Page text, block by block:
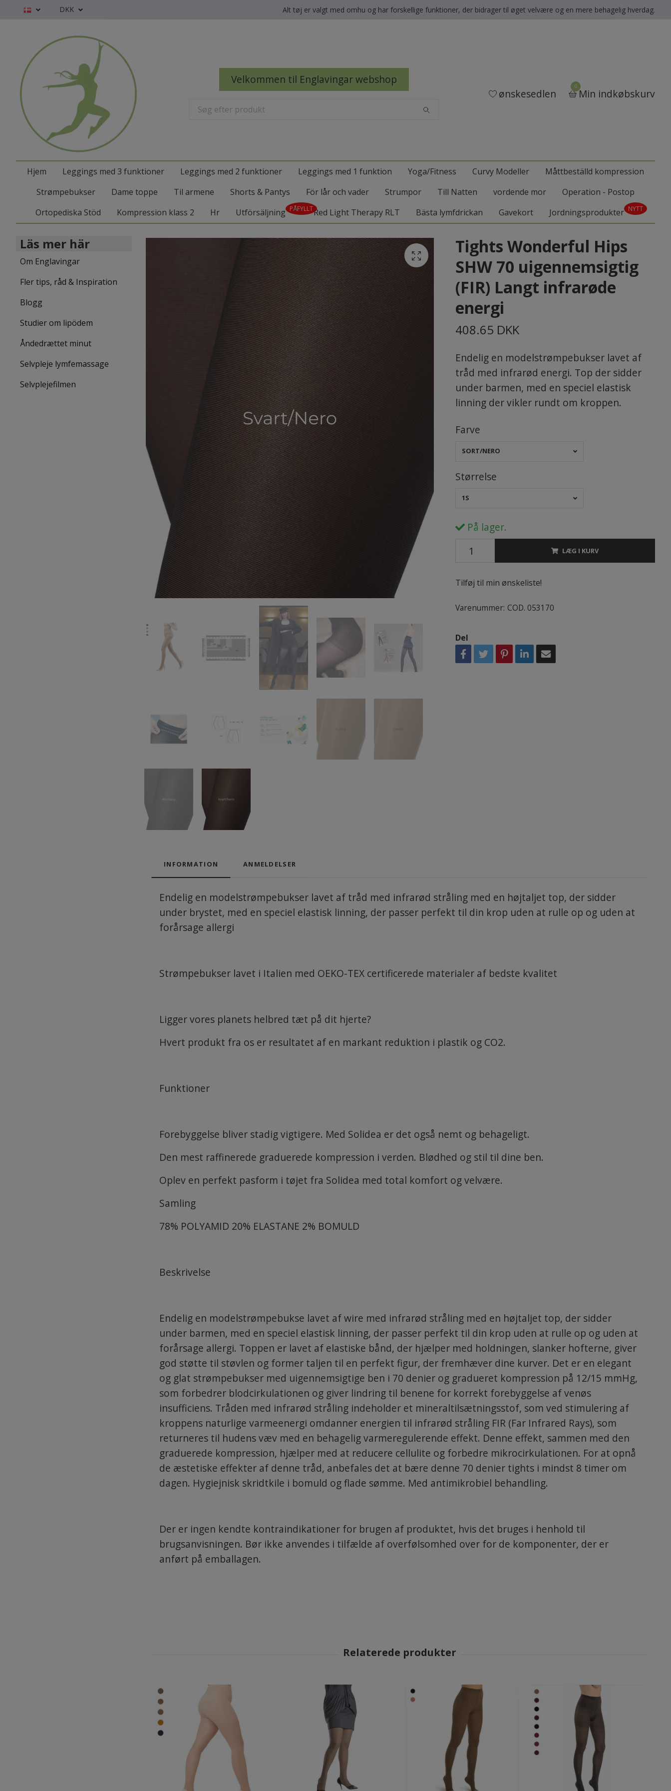
DKK Alt tøj er valgt med omhu og har forskellige funktioner, der bidrager til øget velvære og en mere behagelig hverdag.
Velkommen til Englavingar webshop
ønskesedlen
0
Min indkøbskurv
Hjem Leggings med 3 funktioner Leggings med 2 funktioner Leggings med 1 funktion Yoga/Fitness Curvy Modeller
Måttbeställd kompression
Strømpebukser
Dame toppe Til armene Shorts & Pantys För lår och vader Strumpor Till Natten vordende mor
Operation - Postop
Ortopediska Stöd
Kompression klass 2 Hr Utförsäljning PÅFYLLTRed Light Therapy RLT Bästa lymfdrickan Gavekort Jordningsprodukter NYTT
Läs mer här
Om Englavingar
Fler tips, råd & Inspiration
Blogg
Studier om lipödem
Åndedrættet minut
Selvpleje lymfemassage
Selvplejefilmen
Tights Wonderful Hips
SHW 70 uigennemsigtig
(FIR) Langt infrarøde
energi
408.65 DKK
Endelig en modelstrømpebukser lavet af
tråd med infrarød energi. Top der sidder
under barmen, med en speciel elastisk
linning der vikler rundt om kroppen.
Farve
SORT/NERO
Størrelse
1S
På lager.
LÆG I KURV
Tilføj til min ønskeliste!
Varenummer: COD. 053170
Del
INFORMATION ANMELDELSER
Endelig en modelstrømpebukser lavet af tråd med infrarød stråling med en højtaljet top, der sidder
under brystet, med en speciel elastisk linning, der passer perfekt til din krop uden at rulle op og uden at
forårsage allergi
Strømpebukser lavet i Italien med OEKO-TEX certificerede materialer af bedste kvalitet
Ligger vores planets helbred tæt på dit hjerte?
Hvert produkt fra os er resultatet af en markant reduktion i plastik og CO2.
Funktioner
Forebyggelse bliver stadig vigtigere. Med Solidea er det også nemt og behageligt.
Den mest raffinerede graduerede kompression i verden. Blødhed og stil til dine ben.
Oplev en perfekt pasform i tøjet fra Solidea med total komfort og velvære.
Samling
78% POLYAMID 20% ELASTANE 2% BOMULD
Beskrivelse
Endelig en modelstrømpebukse lavet af wire med infrarød stråling med en højtaljet top, der sidder
under barmen, med en speciel elastisk linning, der passer perfekt til din krop uden at rulle op og uden at
forårsage allergi. Toppen er lavet af elastiske bånd, der hjælper med holdningen, slanker hofterne, giver
god støtte til støvlen og former taljen til en perfekt figur, der fremhæver dine kurver. Det er en elegant
og glat strømpebukser med uigennemsigtige ben i 70 denier og gradueret kompression på 12/15 mmHg,
som forbedrer blodcirkulationen og giver lindring til benene for korrekt forebyggelse af venøs
insufficiens. Tråden med infrarød stråling indeholder et mineraltilsætningsstof, som ved stimulering af
kroppens naturlige varmeenergi omdanner energien til infrarød stråling FIR (Far Infrared Rays), som
returneres til hudens væv med en behagelig varmeregulerende effekt. Denne effekt, sammen med den
graduerede kompression, hjælper med at reducere cellulite og forbedre mikrocirkulationen. For at opnå
de æstetiske effekter af denne tråd, anbefales det at bære denne 70 denier tights i mindst 8 timer om
dagen. Hygiejnisk skridtkile i bomuld og flade sømme. Med antimikrobiel behandling.
Der er ingen kendte kontraindikationer for brugen af produktet, hvis det bruges i henhold til
brugsanvisningen. Bør ikke anvendes i tilfælde af overfølsomhed over for de komponenter, der er
anført på emballagen.